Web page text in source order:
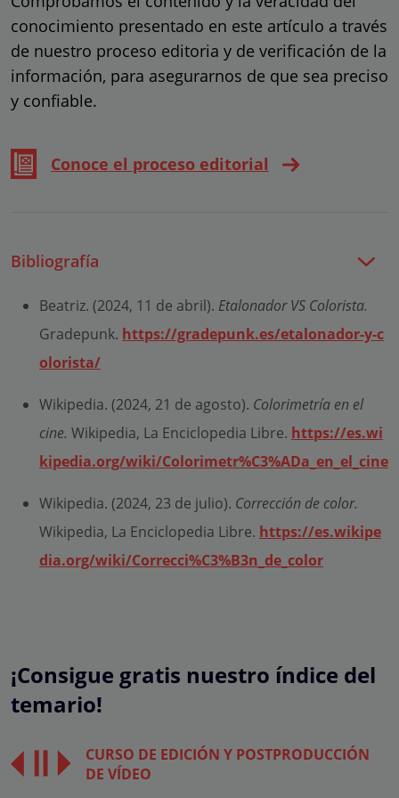
conocimiento presentado en este artículo a través
de nuestro proceso editoria y de verificación de la
información, para asegurarnos de que sea preciso
y confiable.
Conoce el proceso editorial
Bibliografía
Beatriz. (2024, 11 de abril). Etalonador VS Colorista.
Gradepunk. https://gradepunk.es/etalonador-y-c
olorista/
Wikipedia. (2024, 21 de agosto). Colorimetría en el
cine. Wikipedia, La Enciclopedia Libre. https://es.wi
kipedia.org/wiki/Colorimetr%C3%ADa_en_el_cine
Wikipedia. (2024, 23 de julio). Corrección de color.
Wikipedia, La Enciclopedia Libre. https://es.wikipe
dia.org/wiki/Correcci%C3%B3n_de_color
¡Consigue gratis nuestro índice del
temario!
CURSO DE EDICIÓN Y POSTPRODUCCIÓN
DE VÍDEO